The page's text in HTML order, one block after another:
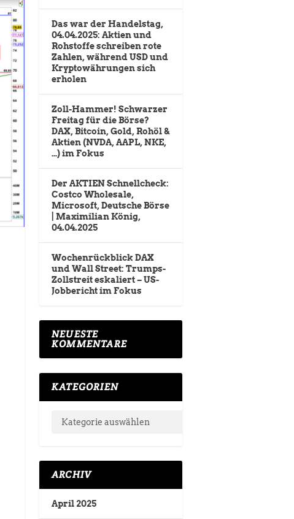
Das war der Handelstag,
04.04.2025: Aktien und
Rohstoffe schreiben rote
Zahlen, während USD und
Kryptowährungen sich
erholen
Zoll-Hammer! Schwarzer
Freitag für die Börse?
DAX, Bitcoin, Gold, Rohöl &
Aktien (NVDA, AAPL, NKE,
…) im Fokus
Der AKTIEN Schnellcheck:
Costco Wholesale,
Microsoft, Deutsche Börse
| Maximilian König,
04.04.2025
Wochenrückblick DAX
und Wall Street: Trumps-
Zollstreit eskaliert – US-
Jobbericht im Fokus
NEUESTE
KOMMENTARE
KATEGORIEN
ARCHIV
April 2025